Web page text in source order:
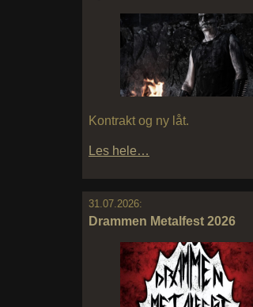
Kontrakt og ny låt.
Les hele…
31.07.2026:
Drammen Metalfest 2026